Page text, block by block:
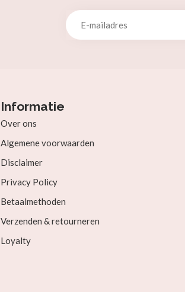
Informatie
Over ons
Algemene voorwaarden
Disclaimer
Privacy Policy
Betaalmethoden
Verzenden & retourneren
Loyalty